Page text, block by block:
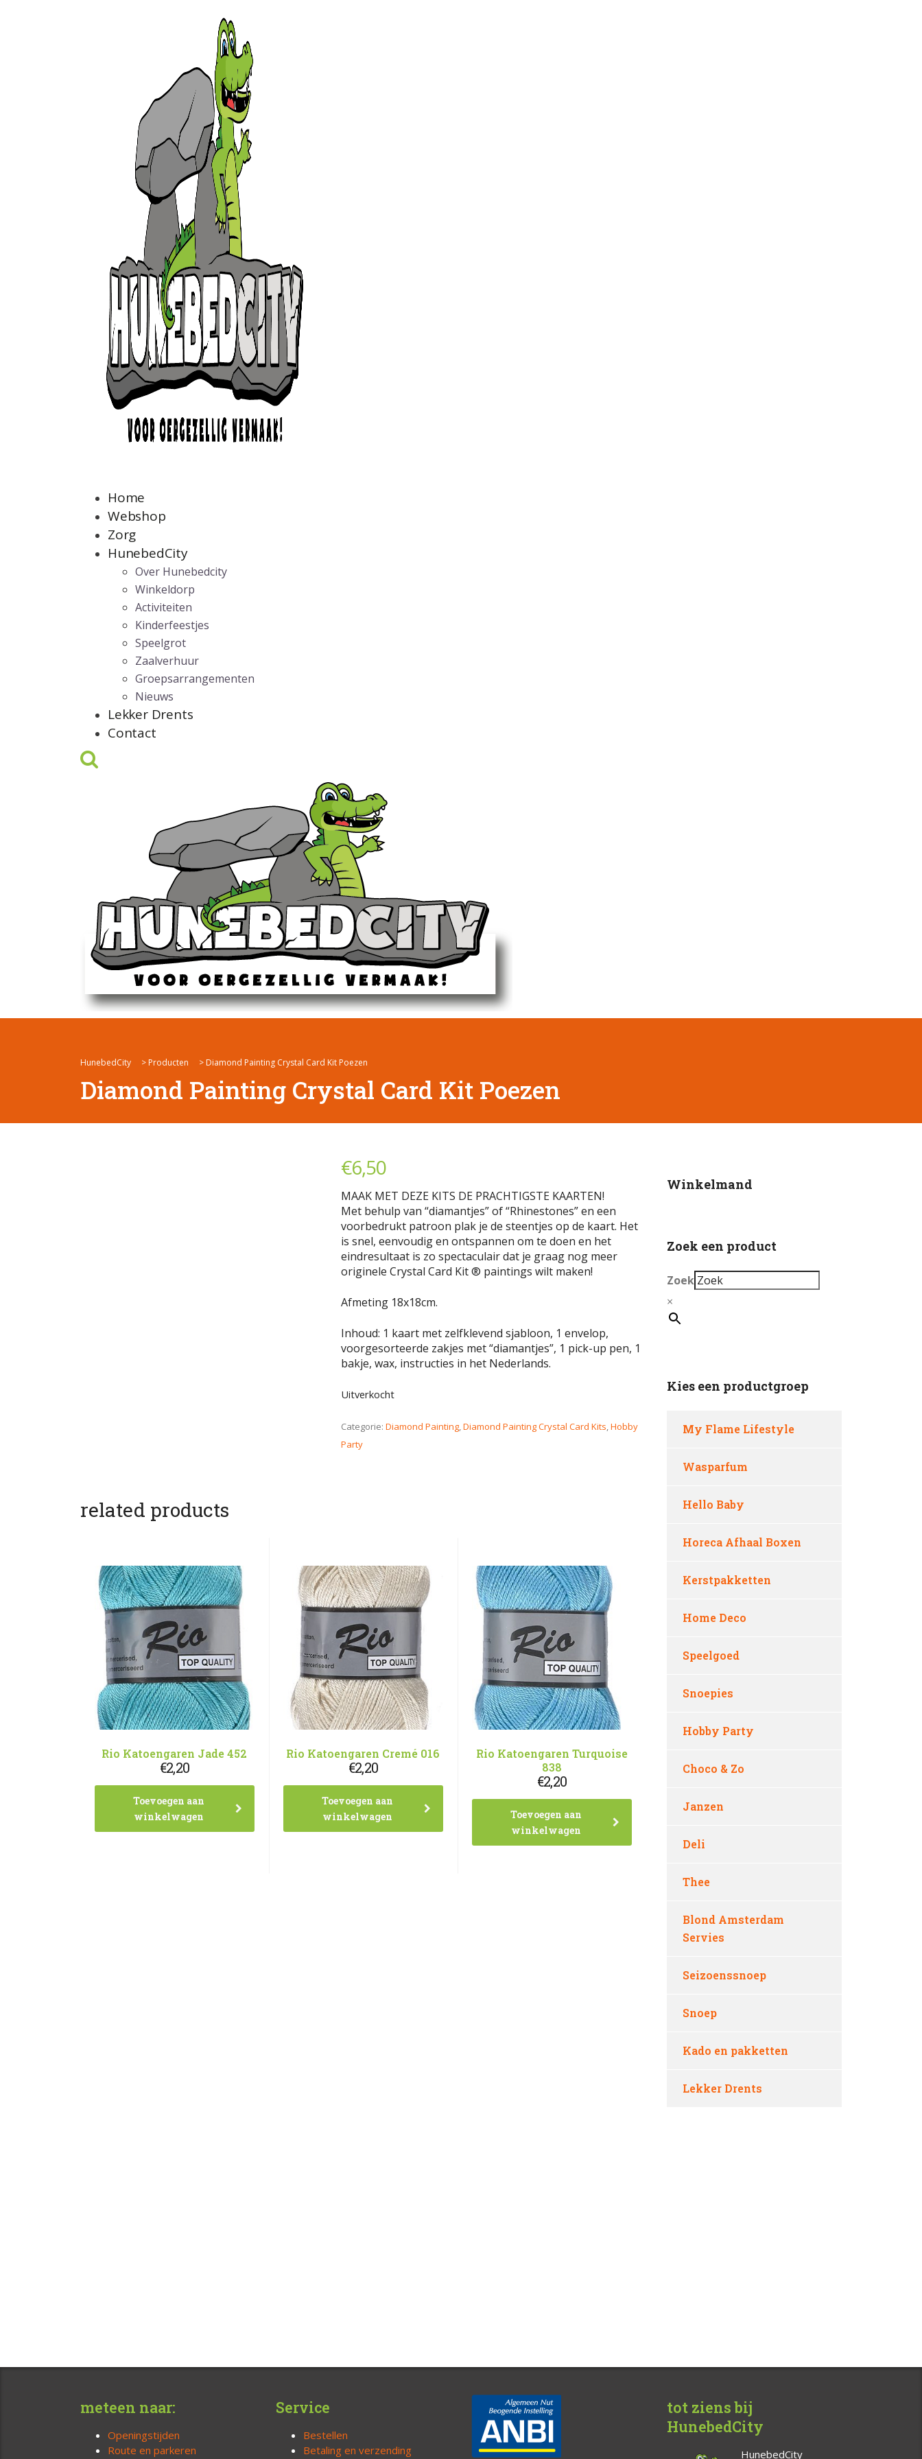
Home
Webshop
Zorg
HunebedCity
Over Hunebedcity
Winkeldorp
Activiteiten
Kinderfeestjes
Speelgrot
Zaalverhuur
Groepsarrangementen
Nieuws
Lekker Drents
Contact
HunebedCity > Producten > Diamond Painting Crystal Card Kit Poezen
Diamond Painting Crystal Card Kit Poezen
€6,50
MAAK MET DEZE KITS DE PRACHTIGSTE KAARTEN!
Met behulp van “diamantjes” of “Rhinestones” en een
voorbedrukt patroon plak je de steentjes op de kaart. Het
is snel, eenvoudig en ontspannen om te doen en het
eindresultaat is zo spectaculair dat je graag nog meer
originele Crystal Card Kit ® paintings wilt maken!
Afmeting 18x18cm.
Inhoud: 1 kaart met zelfklevend sjabloon, 1 envelop,
voorgesorteerde zakjes met “diamantjes”, 1 pick-up pen, 1
bakje, wax, instructies in het Nederlands.
Uitverkocht
Categorie: Diamond Painting,Diamond Painting Crystal Card Kits,Hobby
Party
related products
Rio Katoengaren Jade 452
€2,20
Toevoegen aan
winkelwagen
Rio Katoengaren Cremé 016
€2,20
Toevoegen aan
winkelwagen
Rio Katoengaren Turquoise
838
€2,20
Toevoegen aan
winkelwagen
Winkelmand
Zoek een product
Zoek
×
Kies een productgroep
My Flame Lifestyle
Wasparfum
Hello Baby
Horeca Afhaal Boxen
Kerstpakketten
Home Deco
Speelgoed
Snoepies
Hobby Party
Choco & Zo
Janzen
Deli
Thee
Blond Amsterdam
Servies
Seizoenssnoep
Snoep
Kado en pakketten
Lekker Drents
meteen naar:
Openingstijden
Route en parkeren
Service
Bestellen
Betaling en verzending
tot ziens bij
HunebedCity
HunebedCity